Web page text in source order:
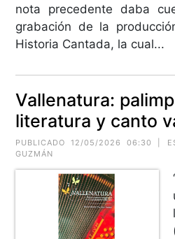
nota precedente daba
grabación de la
Historia Cantada, la cual...
Vallenatura:
literatura y canto
PUBLICADO 12/05/2026 06:30 |
GUZMÁN